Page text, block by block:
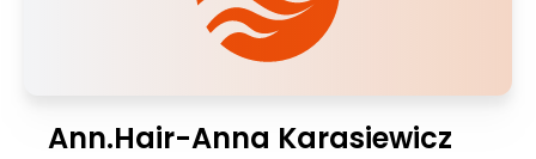
Ann.Hair-Anna Karasiewicz